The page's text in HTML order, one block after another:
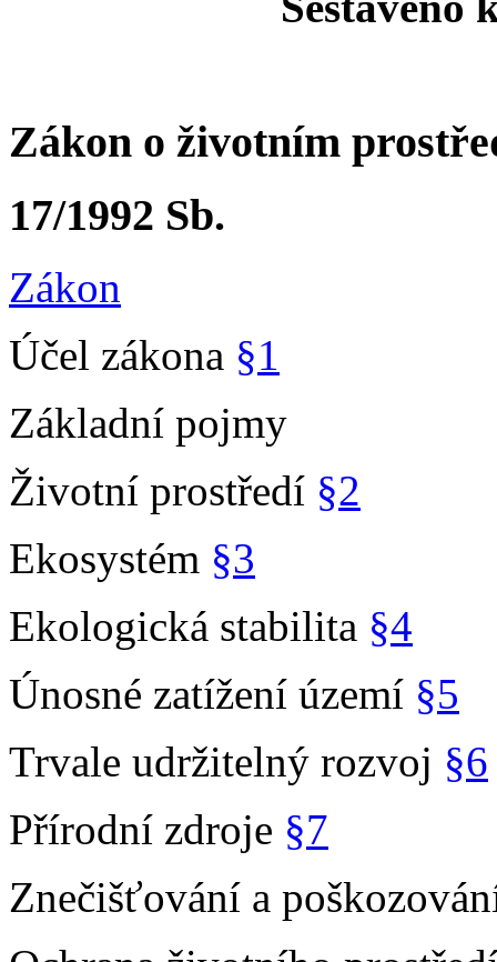
Zákon o životním
17/1992 Sb.
Zákon
Účel zákona §1
Základní pojmy
Životní prostředí §2
Ekosystém §3
Ekologická stabilita §4
Únosné zatížení území §5
Trvale udržitelný rozvoj §6
Přírodní zdroje §7
Znečišťování a